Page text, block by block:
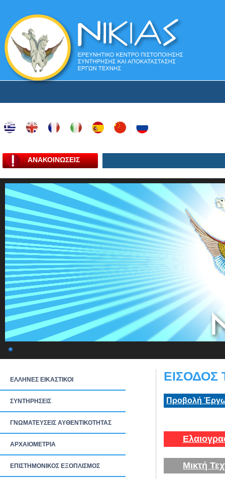
ΑΝΑΚΟΙΝΩΣΕΙΣ
ΕΛΛΗΝΕΣ ΕΙΚΑΣΤΙΚΟΙ
ΣΥΝΤΗΡΗΣΕΙΣ
ΓΝΩΜΑΤΕΥΣΕΙΣ ΑΥΘΕΝΤΙΚΟΤΗΤΑΣ
ΑΡΧΑΙΟΜΕΤΡΙΑ
ΕΠΙΣΤΗΜΟΝΙΚΟΣ ΕΞΟΠΛΙΣΜΟΣ
ΕΙΣΟΔΟΣ
Προβολή
Μικτή